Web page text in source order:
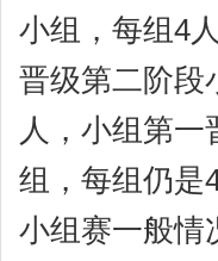
小组，每组4
晋级第二阶段
人，小组第
组，每组仍是
小组赛一般情